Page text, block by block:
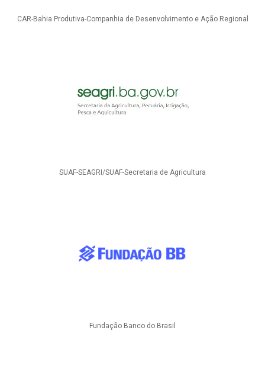
CAR-Bahia Produtiva-Companhia de Desenvolvimento e Ação Regional
SUAF-SEAGRI/SUAF-Secretaria de Agricultura
Fundação Banco do Brasil